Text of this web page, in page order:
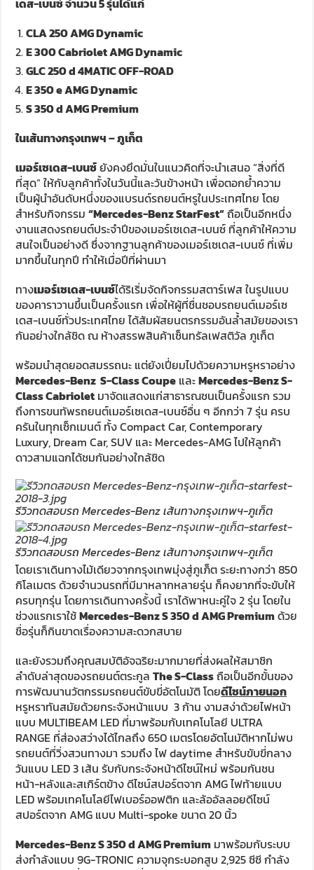
เดส-เบนซ์ จำนวน 5รุ่นได้แก่
CLA 250 AMG Dynamic
E 300 Cabriolet AMG Dynamic
GLC 250 d 4MATIC OFF-ROAD
E 350 e AMG Dynamic
S 350 d AMG Premium
ในเส้นทางกรุงเทพฯ–ภูเก็ต
เมอร์เซเดส-เบนซ์ยังคงยึดมั่นในแนวคิดที่จะนำเสนอ “สิ่งที่ดี
ที่สุด” ให้กับลูกค้าทั้งในวันนี้และวันข้างหน้า เพื่อตอกย้ำความ
เป็นผู้นำอันดับหนึ่งของแบรนด์รถยนต์หรูในประเทศไทย โดย
สำหรับกิจกรรม“Mercedes-Benz StarFest”ถือเป็นอีกหนึ่ง
งานแสดงรถยนต์ประจำปีของเมอร์เซเดส-เบนซ์ ที่ลูกค้าให้ความ
สนใจเป็นอย่างดี ซึ่งจากฐานลูกค้าของเมอร์เซเดส-เบนซ์ ที่เพิ่ม
มากขึ้นในทุกปี ทำให้เมื่อปีที่ผ่านมา
ทางเมอร์เซเดส-เบนซ์ได้ริเริ่มจัดกิจกรรมสตาร์เฟส ในรูปแบบ
ของคาราวานขึ้นเป็นครั้งแรก เพื่อให้ผู้ที่ชื่นชอบรถยนต์เมอร์เซ
เดส-เบนซ์ทั่วประเทศไทย ได้สัมผัสยนตรกรรมอันล้ำสมัยของเรา
กันอย่างใกล้ชิด ณ ห้างสรรพสินค้าเซ็นทรัลเฟสติวัล ภูเก็ต
พร้อมนำสุดยอดสมรรถนะ แต่ยังเปี่ยมไปด้วยความหรูหราอย่าง
Mercedes-Benz S-Class Coupe และMercedes-Benz S-
Class Cabriolet มาจัดแสดงแก่สาธารณชนเป็นครั้งแรก รวม
ถึงการขนทัพรถยนต์เมอร์เซเดส-เบนซ์อื่น ๆ อีกกว่า 7 รุ่น ครบ
ครันในทุกเซ็กเมนต์ ทั้ง Compact Car, Contemporary
Luxury, Dream Car, SUV และ Mercedes-AMG ไปให้ลูกค้า
ดาวสามแฉกได้ชมกันอย่างใกล้ชิด
รีวิวทดสอบรถ Mercedes-Benz เส้นทางกรุงเทพฯ-ภูเก็ต
รีวิวทดสอบรถ Mercedes-Benz เส้นทางกรุงเทพฯ-ภูเก็ต
โดยเราเดินทางไม้เดียวจากกรุงเทพมุ่งสู่ภูเภ็ต ระยะทางกว่า 850
กิโลเมตร ด้วยจำนวนรถที่มีมาหลากหลายรุ่น ก็คงยากที่จะขับให้
ครบทุกรุ่น โดยการเดินทางครั้งนี้ เราได้พาหนะคู่ใจ 2 รุ่น โดยใน
ช่วงแรกเราใช้Mercedes-Benz S 350 d AMG Premiumด้วย
ชื่อรุ่นก็กินขาดเรื่องความสะดวกสบาย
และยังรวมถึงคุณสมบัติอัจฉริยะมากมายที่ส่งผลให้สมาชิก
ลำดับล่าสุดของรถยนต์ตระกูลThe S-Classถือเป็นอีกขั้นของ
การพัฒนานวัตกรรมรถยนต์ขับขี่อัตโนมัติ โดยดีไซน์ภายนอก
หรูหราทันสมัยด้วยกระจังหน้าแบบ 3 ก้าน งามสง่าด้วยไฟหน้า
แบบ MULTIBEAM LED ที่มาพร้อมกับเทคโนโลยี ULTRA
RANGE ที่ส่องสว่างได้ไกลถึง 650 เมตรโดยอัตโนมัติหากไม่พบ
รถยนต์ที่วิ่งสวนทางมา รวมถึง ไฟ daytime สำหรับขับขี่กลาง
วันแบบ LED 3 เส้น รับกับกระจังหน้าดีไซน์ใหม่ พร้อมกันชน
หน้า-หลังและสเกิร์ตข้าง ดีไซน์สปอร์ตจาก AMG ไฟท้ายแบบ
LED พร้อมเทคโนโลยีไฟเบอร์ออฟติก และล้ออัลลอยดีไซน์
สปอร์ตจาก AMG แบบ Multi-spoke ขนาด 20 นิ้ว
Mercedes-Benz S 350 d AMG Premium มาพร้อมกับระบบ
ส่งกำลังแบบ 9G-TRONIC ความจุกระบอกสูบ 2,925 ซีซี กำลัง